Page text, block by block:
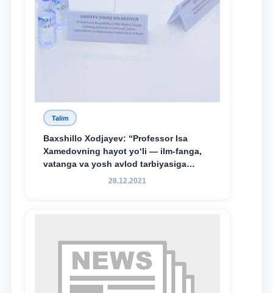
Talim
Baxshillo Xodjayev: “Professor Isa
Xamedovning hayot yo‘li — ilm-fanga,
vatanga va yosh avlod tarbiyasiga
sodiqlikning oliy namunasidir”.
28.12.2021